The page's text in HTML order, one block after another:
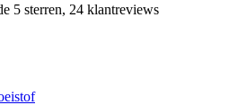
5 sterren, 24 klantreviews